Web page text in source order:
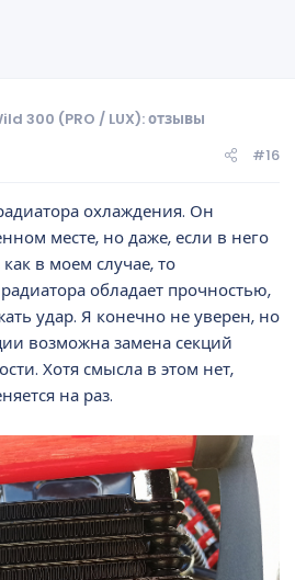
300 (PRO / LUX): отзывы
#16
охлаждения. Он
месте, но даже, если в него
как в моем случае, то
обладает прочностью,
удар. Я конечно не уверен, но
возможна замена секций
Хотя смысла в этом нет,
на раз.